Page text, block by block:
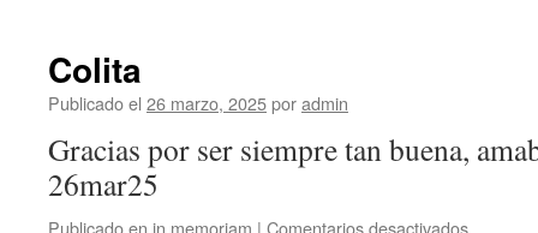
Colita
Publicado el 26 marzo, 2025poradmin
Gracias por ser siempre tan buena,
26mar25
Publicado en in memoriam | Comentarios desactivadosen